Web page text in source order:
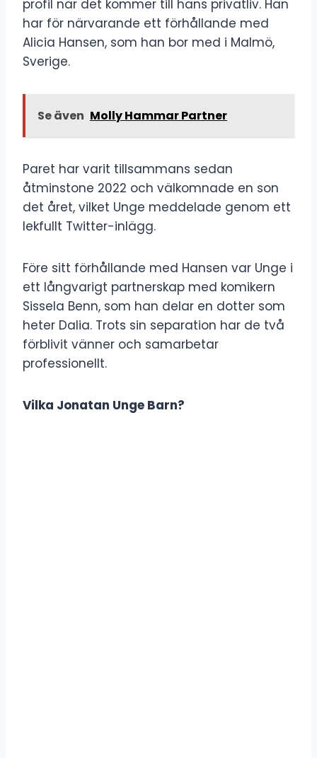
profil när det kommer till hans privatliv. Han
har för närvarande ett förhållande med
Alicia Hansen, som han bor med i Malmö,
Sverige.
Se även Molly Hammar Partner
Paret har varit tillsammans sedan
åtminstone 2022 och välkomnade en son
det året, vilket Unge meddelade genom ett
lekfullt Twitter-inlägg.
Före sitt förhållande med Hansen var Unge i
ett långvarigt partnerskap med komikern
Sissela Benn, som han delar en dotter som
heter Dalia. Trots sin separation har de två
förblivit vänner och samarbetar
professionellt.
Vilka Jonatan Unge Barn?